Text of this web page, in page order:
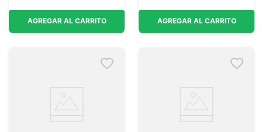
AGREGAR AL CARRITO AGREGAR AL CARRITO